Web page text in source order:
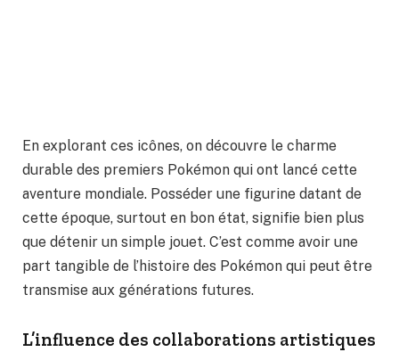
En explorant ces icônes, on découvre le charme
durable des premiers Pokémon qui ont lancé cette
aventure mondiale. Posséder une figurine datant de
cette époque, surtout en bon état, signifie bien plus
que détenir un simple jouet. C’est comme avoir une
part tangible de l’histoire des Pokémon qui peut être
transmise aux générations futures.
L’influence des collaborations artistiques